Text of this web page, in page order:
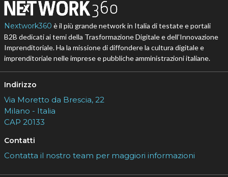
Nextwork360 è il più grande network in Italia di testate e portali
B2B dedicati ai temi della Trasformazione Digitale e dell’Innovazione
Imprenditoriale. Ha la missione di diffondere la cultura digitale e
imprenditoriale nelle imprese e pubbliche amministrazioni italiane.
Indirizzo
Via Moretto da Brescia, 22
Milano - Italia
CAP 20133
Contatti
Contatta il nostro team per maggiori informazioni